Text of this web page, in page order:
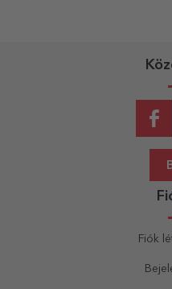
Fiók